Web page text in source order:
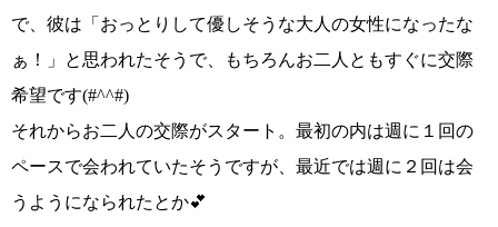
で、彼は 「おっとりして優しそうな大人の女性になったな
ぁ！」
と思われたそうで、
もちろんお二人ともすぐに交際
希望です(#^^#)
それからお二人の交際がスタート。最初の内は週に１回の
ペースで会われていたそうですが、 最近では週に２回は会
うようになられたとか💕